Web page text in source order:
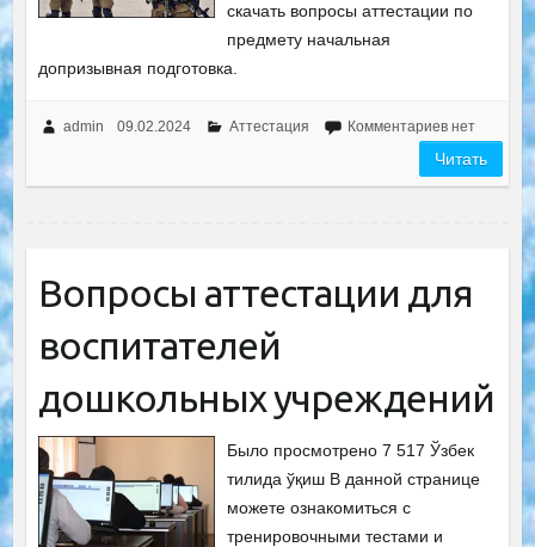
скачать вопросы аттестации по
предмету начальная
допризывная подготовка.
admin 09.02.2024 Аттестация Комментариев нет
Читать
Вопросы аттестации для
воспитателей
дошкольных учреждений
Было просмотрено 7 517 Ўзбек
тилида ўқиш В данной странице
можете ознакомиться с
тренировочными тестами и